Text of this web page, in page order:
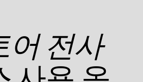
어 전사